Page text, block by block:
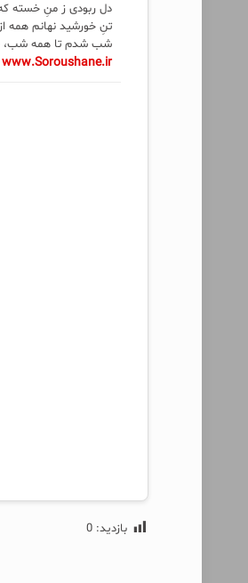
دل ربودی ز منِ خسته
تنِ خورشید نهانم همه
شب شدم تا همه شب،
www.Soroushane.ir
بازدید: 0